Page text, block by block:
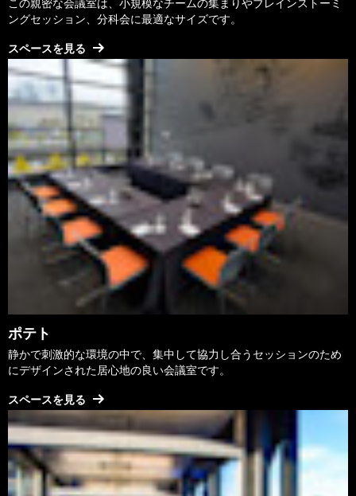
この親密な会議室は、小規模なチームの集まりやブレインストーミ
ングセッション、分科会に最適なサイズです。
スペースを見る
ポテト
静かで刺激的な環境の中で、集中して協力し合うセッションのため
にデザインされた居心地の良い会議室です。
スペースを見る